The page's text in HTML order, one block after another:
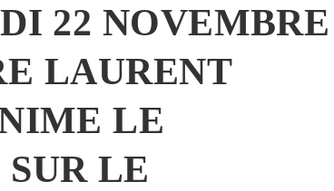
22 NOVEMBRE
LAURENT
LE
LE